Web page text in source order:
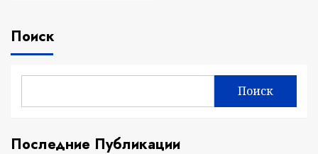
Поиск
Поиск
Последние Публикации